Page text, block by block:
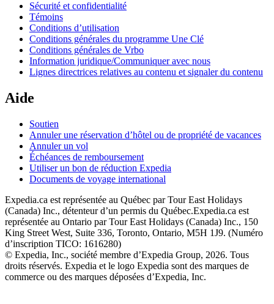
Sécurité et confidentialité
Témoins
Conditions d’utilisation
Conditions générales du programme Une Clé
Conditions générales de Vrbo
Information juridique/Communiquer avec nous
Lignes directrices relatives au contenu et signaler du contenu
Aide
Soutien
Annuler une réservation d’hôtel ou de propriété de vacances
Annuler un vol
Échéances de remboursement
Utiliser un bon de réduction Expedia
Documents de voyage international
Expedia.ca est représentée au Québec par Tour East Holidays
(Canada) Inc., détenteur d’un permis du Québec.Expedia.ca est
représentée au Ontario par Tour East Holidays (Canada) Inc., 150
King Street West, Suite 336, Toronto, Ontario, M5H 1J9. (Numéro
d’inscription TICO: 1616280)
© Expedia, Inc., société membre d’Expedia Group, 2026. Tous
droits réservés. Expedia et le logo Expedia sont des marques de
commerce ou des marques déposées d’Expedia, Inc.